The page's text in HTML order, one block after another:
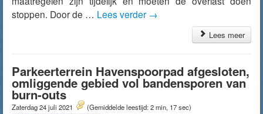
stoppen. Door de … Lees verder →
Lees meer
Parkeerterrein Havenspoorpad afgesloten,
omliggende gebied vol bandensporen van
burn-outs
Zaterdag 24 juli 2021 (Gemiddelde leestijd: 2 min, 17 sec)